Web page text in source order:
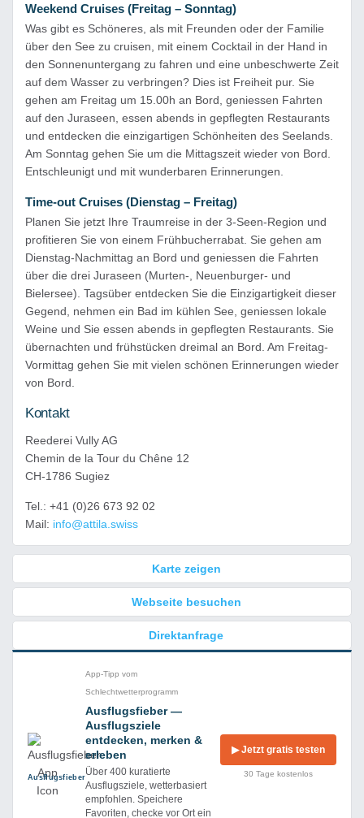
Weekend Cruises (Freitag – Sonntag)
Was gibt es Schöneres, als mit Freunden oder der Familie
über den See zu cruisen, mit einem Cocktail in der Hand in
den Sonnenuntergang zu fahren und eine unbeschwerte Zeit
auf dem Wasser zu verbringen? Dies ist Freiheit pur. Sie
gehen am Freitag um 15.00h an Bord, geniessen Fahrten
auf den Juraseen, essen abends in gepflegten Restaurants
und entdecken die einzigartigen Schönheiten des Seelands.
Am Sonntag gehen Sie um die Mittagszeit wieder von Bord.
Entschleunigt und mit wunderbaren Erinnerungen.
Time-out Cruises (Dienstag – Freitag)
Planen Sie jetzt Ihre Traumreise in der 3-Seen-Region und
profitieren Sie von einem Frühbucherrabat. Sie gehen am
Dienstag-Nachmittag an Bord und geniessen die Fahrten
über die drei Juraseen (Murten-, Neuenburger- und
Bielersee). Tagsüber entdecken Sie die Einzigartigkeit dieser
Gegend, nehmen ein Bad im kühlen See, geniessen lokale
Weine und Sie essen abends in gepflegten Restaurants. Sie
übernachten und frühstücken dreimal an Bord. Am Freitag-
Vormittag gehen Sie mit vielen schönen Erinnerungen wieder
von Bord.
Kontakt
Reederei Vully AG
Chemin de la Tour du Chêne 12
CH-1786 Sugiez
Tel.: +41 (0)26 673 92 02
Mail: info@attila.swiss
Karte zeigen
Webseite besuchen
Direktanfrage
Ausflug­sfieber
App-Tipp vom
Schlechtwetterprogramm
Ausflugsfieber —
Ausflugsziele
entdecken, merken &
erleben
Über 400 kuratierte
Ausflugsziele, wetterbasiert
empfohlen. Speichere
Favoriten, checke vor Ort ein
▶ Jetzt gratis testen
30 Tage kostenlos